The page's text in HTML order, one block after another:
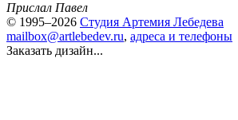
Прислал Павел
© 1995–2026 Студия Артемия Лебедева
mailbox@artlebedev.ru, адреса и телефоны
Заказать дизайн...